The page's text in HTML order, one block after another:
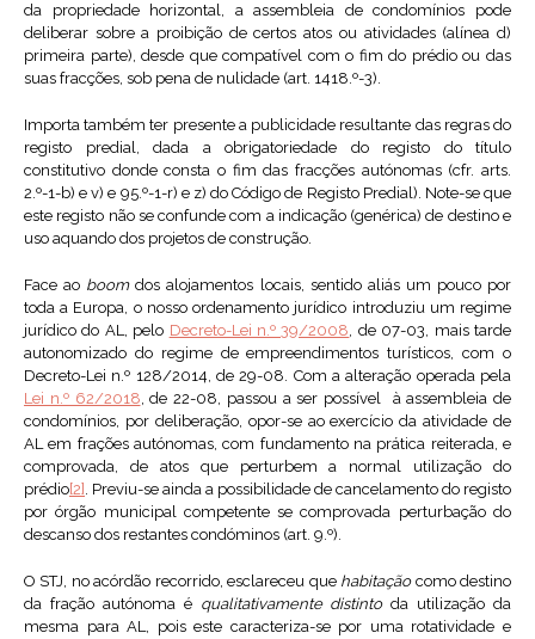
da propriedade horizontal, a assembleia de condomínios pode
deliberar sobre a proibição de certos atos ou atividades (alínea d)
primeira parte), desde que compatível com o fim do prédio ou das
suas fracções, sob pena de nulidade (art. 1418.º-3).
Importa também ter presente a publicidade resultante das regras do
registo predial, dada a obrigatoriedade do registo do título
constitutivo donde consta o fim das fracções autónomas (cfr. arts.
2.º-1-b) e v) e 95.º-1-r) e z) do Código de Registo Predial). Note-se que
este registo não se confunde com a indicação (genérica) de destino e
uso aquando dos projetos de construção.
Face ao boomdos alojamentos locais, sentido aliás um pouco por
toda a Europa, o nosso ordenamento jurídico introduziu um regime
jurídico do AL, pelo Decreto-Lei n.º 39/2008, de 07-03, mais tarde
autonomizado do regime de empreendimentos turísticos, com o
Decreto-Lei n.º 128/2014, de 29-08. Com a alteração operada pela
Lei n.º 62/2018, de 22-08, passou a ser possível à assembleia de
condomínios, por deliberação, opor-se ao exercício da atividade de
AL em frações autónomas, com fundamento na prática reiterada, e
comprovada, de atos que perturbem a normal utilização do
prédio[2] . Previu-se ainda a possibilidade de cancelamento do registo
por órgão municipal competente se comprovada perturbação do
descanso dos restantes condóminos (art. 9.º).
O STJ, no acórdão recorrido, esclareceu que habitaçãocomo destino
da fração autónoma é qualitativamente distintoda utilização da
mesma para AL, pois este caracteriza-se por uma rotatividade e